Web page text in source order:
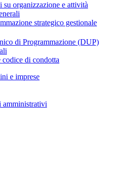
organizzazione e attività
strategico gestionale
di Programmazione (DUP)
di condotta
e imprese
amministrativi